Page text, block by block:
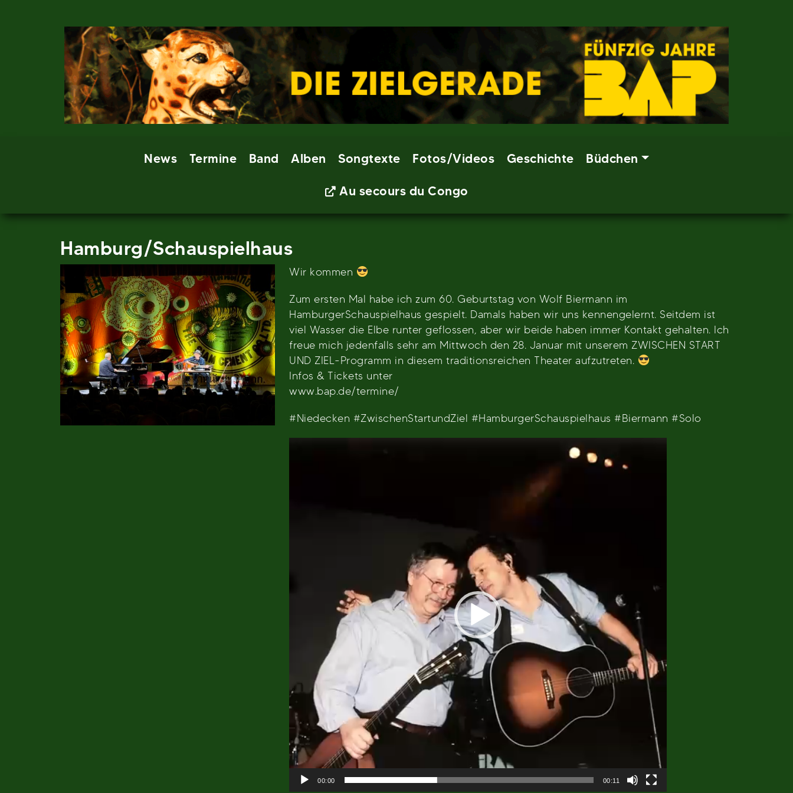
News Termine Band Alben Songtexte Fotos/Videos Geschichte Büdchen
Au secours du Congo
Hamburg/Schauspielhaus
Wir kommen
Zum ersten Mal habe ich zum 60. Geburtstag von Wolf Biermann im
HamburgerSchauspielhaus gespielt. Damals haben wir uns kennengelernt. Seitdem ist
viel Wasser die Elbe runter geflossen, aber wir beide haben immer Kontakt gehalten. Ich
freue mich jedenfalls sehr am Mittwoch den 28. Januar mit unserem ZWISCHEN START
UND ZIEL-Programm in diesem traditionsreichen Theater aufzutreten.
Infos & Tickets unter
www.bap.de/termine/
#Niedecken #ZwischenStartundZiel #HamburgerSchauspielhaus #Biermann #Solo
00:00 00:11